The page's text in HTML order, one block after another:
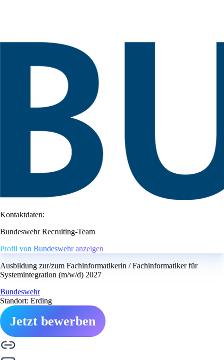
Kontaktdaten:
Bundeswehr Recruiting-Team
Profil von Bundeswehr anzeigen
Ausbildung zur/zum Fachinformatikerin / Fachinformatiker für
Systemintegration (m/w/d) 2027
Bundeswehr
Standort: Erding
Jetzt bewerben